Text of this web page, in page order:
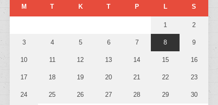
M T K T P L S
1 2
3 4 5 6 7 8 9
10 11 12 13 14 15 16
17 18 19 20 21 22 23
24 25 26 27 28 29 30